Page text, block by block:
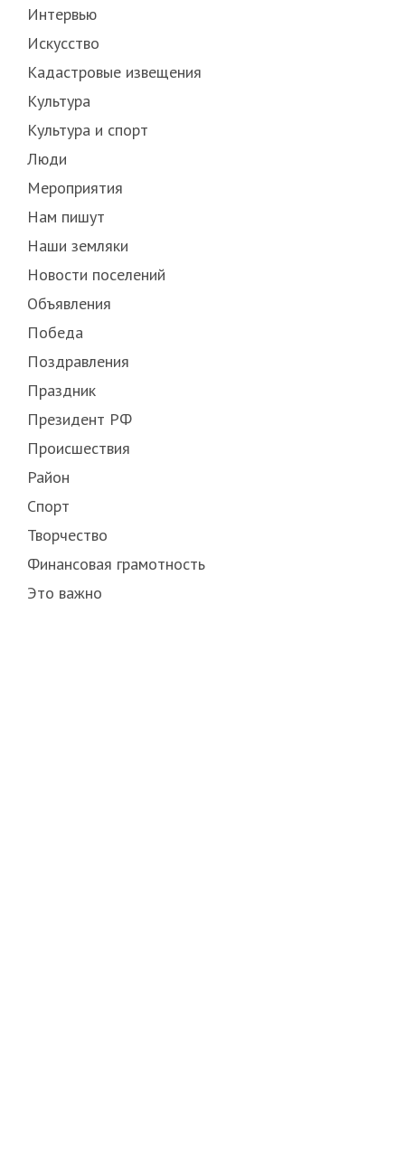
Интервью
Искусство
Кадастровые извещения
Культура
Культура и спорт
Люди
Мероприятия
Нам пишут
Наши земляки
Новости поселений
Объявления
Победа
Поздравления
Праздник
Президент РФ
Происшествия
Район
Спорт
Творчество
Финансовая грамотность
Это важно